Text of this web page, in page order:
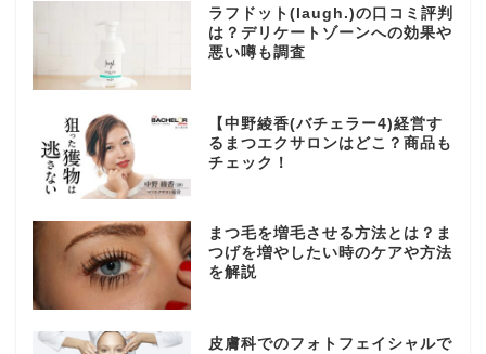
ラフドット(laugh.)の口コミ評判
は？デリケートゾーンへの効果や
悪い噂も調査
【中野綾香(バチェラー4)経営す
るまつエクサロンはどこ？商品も
チェック！
まつ毛を増毛させる方法とは？ま
つげを増やしたい時のケアや方法
を解説
皮膚科でのフォトフェイシャルで